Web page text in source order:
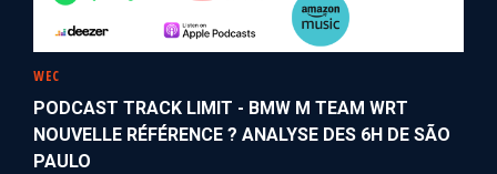
WEC
PODCAST TRACK LIMIT - BMW M TEAM WRT
NOUVELLE RÉFÉRENCE ? ANALYSE DES 6H DE SÃO
PAULO